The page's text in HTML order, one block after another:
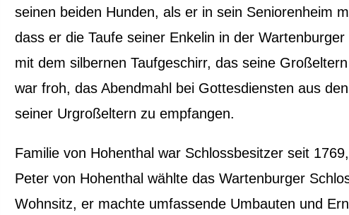
seinen beiden Hunden, als er in sein Seniorenheim
dass er die Taufe seiner Enkelin in der
mit dem silbernen Taufgeschirr, das seine
war froh, das Abendmahl bei Gottesdiensten aus
seiner Urgroßeltern zu empfangen.
Familie von Hohenthal war Schlossbesitzer seit
Peter von Hohenthal wählte das Wartenburger
Wohnsitz, er machte umfassende Umbauten und